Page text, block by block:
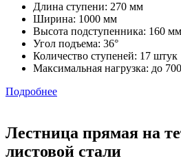
Длина ступени: 270 мм
Ширина: 1000 мм
Высота подступенника: 160 мм
Угол подъема: 36°
Количество ступеней: 17 штук
Максимальная нагрузка: до
Подробнее
Лестница прямая на
листовой стали